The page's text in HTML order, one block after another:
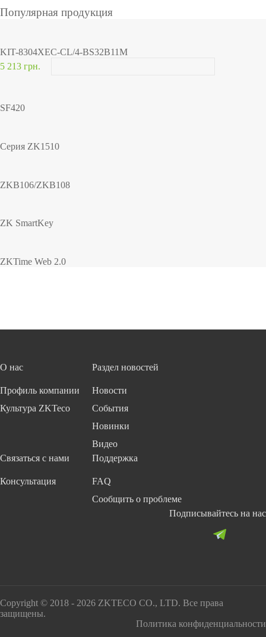
Популярная продукция
KIT-8304XEC-CL/4-BS32B11M
5 213 грн.
SF420
Серия ZK1510
ZKB106/ZKB108
ZK SmartKey
ZKTime Web 2.0
О нас
Профиль компании
Культура ZKTeco
Раздел новостей
Новости
События
Новинки
Видео
Связаться с нами
Консультация
Поддержка
FAQ
Сообщить о проблеме
Подписывайтесь на нас
Copyright © 2018 - 2026 ZKTECO CO., LTD. Все права
защищены.
Политика конфиденциальности